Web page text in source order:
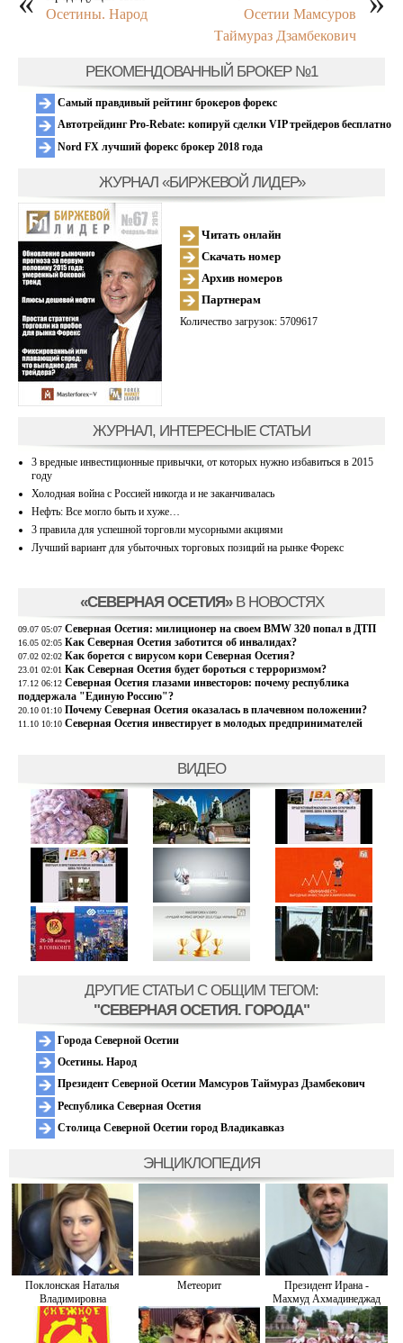
Осетины. Народ
Осетии Мамсуров
Таймураз Дзамбекович
РЕКОМЕНДОВАННЫЙ БРОКЕР №1
Самый правдивый рейтинг брокеров форекс
Автотрейдинг Pro-Rebate: копируй сделки VIP трейдеров бесплатно
Nord FX лучший форекс брокер 2018 года
ЖУРНАЛ «БИРЖЕВОЙ ЛИДЕР»
Читать онлайн
Скачать номер
Архив номеров
Партнерам
Количество загрузок: 5709617
ЖУРНАЛ, ИНТЕРЕСНЫЕ СТАТЬИ
3 вредные инвестиционные привычки, от которых нужно избавиться в 2015
году
Холодная война с Россией никогда и не заканчивалась
Нефть: Все могло быть и хуже…
3 правила для успешной торговли мусорными акциями
Лучший вариант для убыточных торговых позиций на рынке Форекс
«СЕВЕРНАЯ ОСЕТИЯ»В НОВОСТЯХ
09.07 05:07 Северная Осетия: милиционер на своем BMW 320 попал в ДТП
16.05 02:05 Как Северная Осетия заботится об инвалидах?
07.02 02:02 Как борется с вирусом кори Северная Осетия?
23.01 02:01 Как Северная Осетия будет бороться с терроризмом?
17.12 06:12 Северная Осетия глазами инвесторов: почему республика
поддержала "Единую Россию"?
20.10 01:10 Почему Северная Осетия оказалась в плачевном положении?
11.10 10:10 Северная Осетия инвестирует в молодых предпринимателей
ВИДЕО
ДРУГИЕ СТАТЬИ C ОБЩИМ ТЕГОМ:
"СЕВЕРНАЯ ОСЕТИЯ. ГОРОДА"
Города Северной Осетии
Осетины. Народ
Президент Северной Осетии Мамсуров Таймураз Дзамбекович
Республика Северная Осетия
Столица Северной Осетии город Владикавказ
ЭНЦИКЛОПЕДИЯ
Поклонская Наталья
Владимировна
Метеорит
Президент Ирана -
Махмуд Ахмадинеджад